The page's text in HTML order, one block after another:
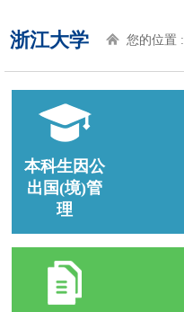
浙江大学 您的位置 :
本科生因公
出国(境)管
理